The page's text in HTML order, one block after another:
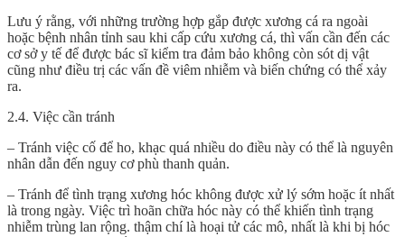
Lưu ý rằng, với những trường hợp gắp được xương cá ra ngoài
hoặc bệnh nhân tỉnh sau khi cấp cứu xương cá, thì vấn cần đến các
cơ sở y tế để được bác sĩ kiểm tra đảm bảo không còn sót dị vật
cũng như điều trị các vấn đề viêm nhiễm và biến chứng có thể xảy
ra.
2.4. Việc cần tránh
– Tránh việc cố để ho, khạc quá nhiều do điều này có thể là nguyên
nhân dẫn đến nguy cơ phù thanh quản.
– Tránh để tình trạng xương hóc không được xử lý sớm hoặc ít nhất
là trong ngày. Việc trì hoãn chữa hóc này có thể khiến tình trạng
nhiễm trùng lan rộng. thậm chí là hoại tử các mô, nhất là khi bị hóc